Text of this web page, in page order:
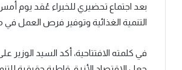
بعد اجتماع تحضيري للخبراء عُقد يوم
التنمية الغذائية وتوفير فرص العمل في
في كلمته الافتتاحية، أكد السيد الوزير